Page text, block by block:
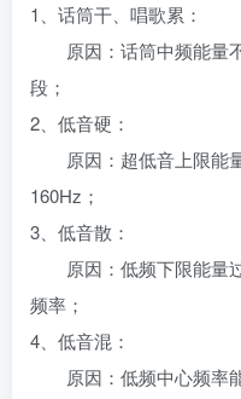
1、话筒干、唱歌累：
原因：话筒中频能量
段；
2、低音硬：
原因：超低音上限能
160Hz；
3、低音散：
原因：低频下限能量
频率；
4、低音混：
原因：低频中心频率